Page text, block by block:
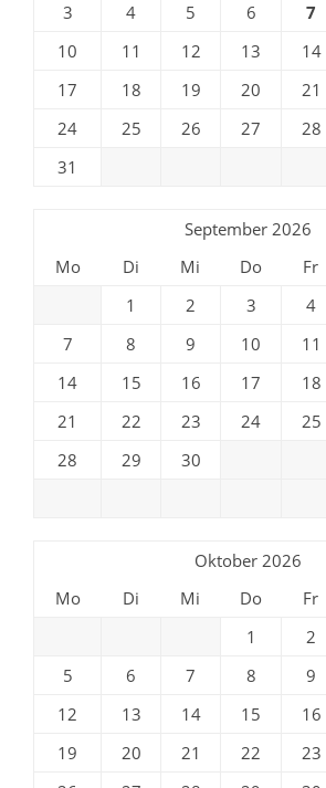
3
4 5 6 7
10
11 12 13 14
17
18 19 20 21
24
25 26 27 28
31
September 2026
Mo
Di Mi Do Fr
1
2 3 4
7
8 9 10 11
14
15 16 17 18
21
22 23 24 25
28
29 30
Oktober 2026
Mo
Di Mi Do Fr
1
2
5
6 7 8 9
12
13 14 15 16
19
20 21 22 23